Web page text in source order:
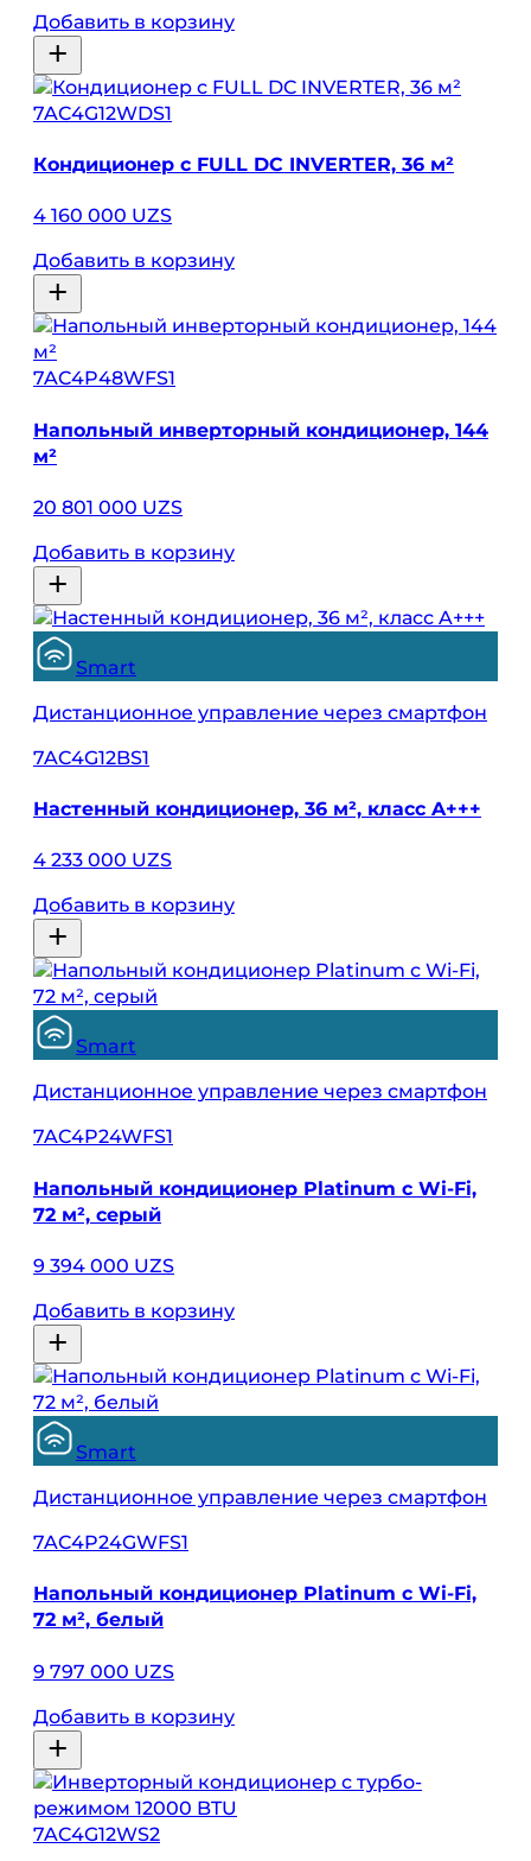
Добавить в корзину
7AC4G12WDS1
Кондиционер с FULL DC INVERTER, 36 м²
4 160 000 UZS
Добавить в корзину
7AC4P48WFS1
Напольный инверторный кондиционер, 144
м²
20 801 000 UZS
Добавить в корзину
Smart
Дистанционное управление через смартфон
7AC4G12BS1
Настенный кондиционер, 36 м², класс A+++
4 233 000 UZS
Добавить в корзину
Smart
Дистанционное управление через смартфон
7AC4P24WFS1
Напольный кондиционер Platinum с Wi-Fi,
72 м², серый
9 394 000 UZS
Добавить в корзину
Smart
Дистанционное управление через смартфон
7AC4P24GWFS1
Напольный кондиционер Platinum с Wi-Fi,
72 м², белый
9 797 000 UZS
Добавить в корзину
7AC4G12WS2